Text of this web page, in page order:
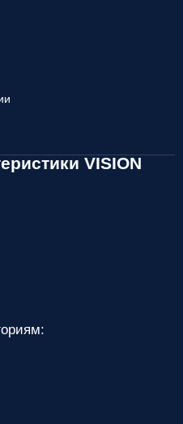
VISION